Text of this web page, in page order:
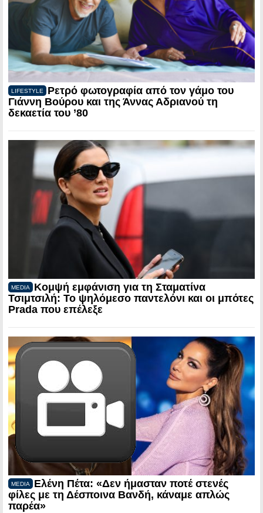
LIFESTYLE
Ρετρό φωτογραφία από τον γάμο του
Γιάννη Βούρου και της Άννας Αδριανού τη
δεκαετία του ’80
MEDIA
Κομψή εμφάνιση για τη Σταματίνα
Τσιμτσιλή: Το ψηλόμεσο παντελόνι και οι μπότες
Prada που επέλεξε
MEDIA
Ελένη Πέτα: «Δεν ήμασταν ποτέ στενές
φίλες με τη Δέσποινα Βανδή, κάναμε απλώς
παρέα»